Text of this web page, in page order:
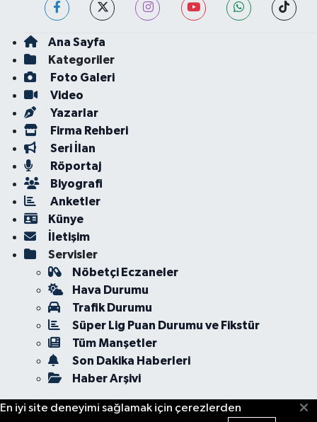
Ana Sayfa
Kategoriler
Foto Galeri
Video
Yazarlar
Firma Rehberi
Seri İlan
Röportaj
Biyografi
Anketler
Künye
İletişim
Servisler
Nöbetçi Eczaneler
Hava Durumu
Trafik Durumu
Süper Lig Puan Durumu ve Fikstür
Tüm Manşetler
Son Dakika Haberleri
Haber Arşivi
En iyi site deneyimi sağlamak için çerezlerden